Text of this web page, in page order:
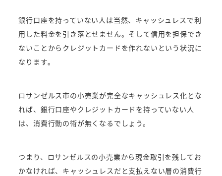
銀行口座を持っていない人は当然、キャッシュレスで利
用した料金を引き落とせません。そして信用を担保でき
ないことからクレジットカードを作れないという状況に
なります。
ロサンゼルス市の小売業が完全なキャッシュレス化とな
れば、銀行口座やクレジットカードを持っていない人
は、消費行動の術が無くなるでしょう。
つまり、ロサンゼルスの小売業から現金取引を残してお
かなければ、キャッシュレスだと支払えない層の消費行